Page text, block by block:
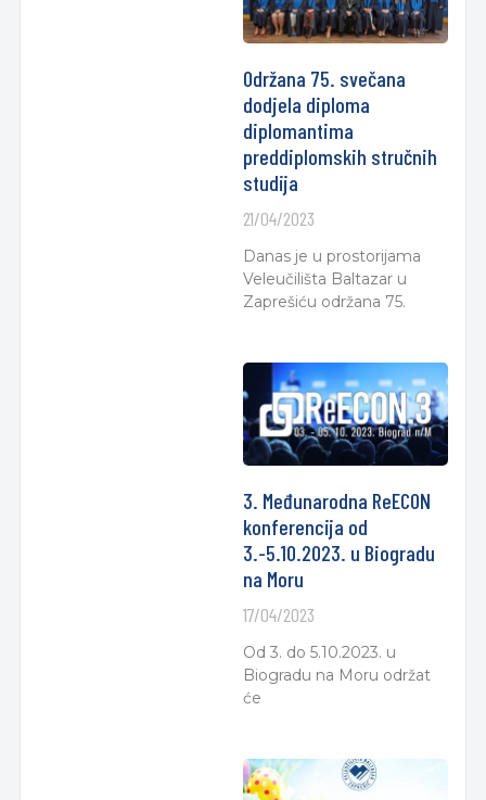
Održana 75. svečana
dodjela diploma
diplomantima
preddiplomskih stručnih
studija
21/04/2023
Danas je u prostorijama
Veleučilišta Baltazar u
Zaprešiću održana 75.
3. Međunarodna ReECON
konferencija od
3.-5.10.2023. u Biogradu
na Moru
17/04/2023
Od 3. do 5.10.2023. u
Biogradu na Moru održat
će